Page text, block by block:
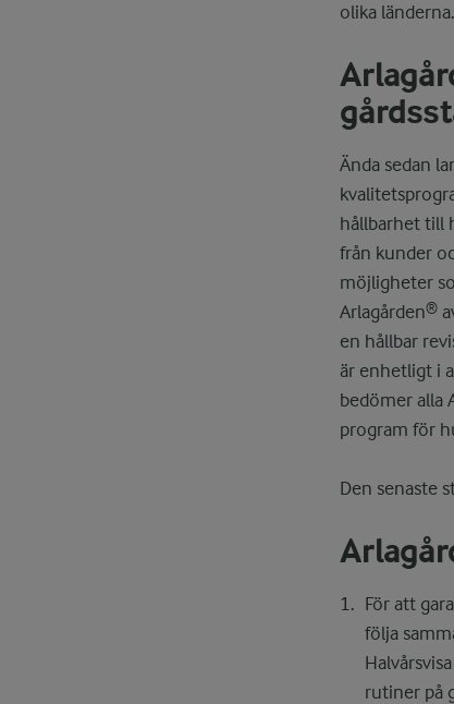
olika länderna.
Ända sedan
hållbarhet till
från kunder
möjligheter
Arlagården®
en hållbar
är enhetligt i
bedömer alla
program för
Den senaste
För att
följa
rutiner på